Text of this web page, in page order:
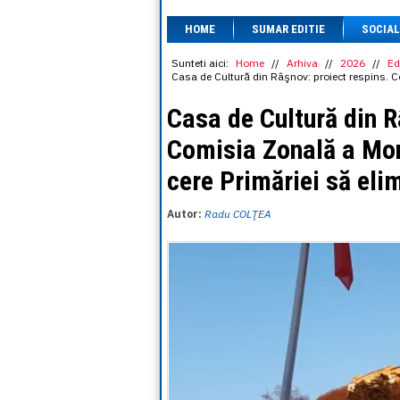
HOME SUMAR EDITIE SOCIAL
Sunteti aici: Home // Arhiva // 2026 //
Casa de Cultură din Râşnov: proiect respins.
Casa de Cultură din
Comisia Zonală a
cere Primăriei să
Autor: Radu COLŢEA